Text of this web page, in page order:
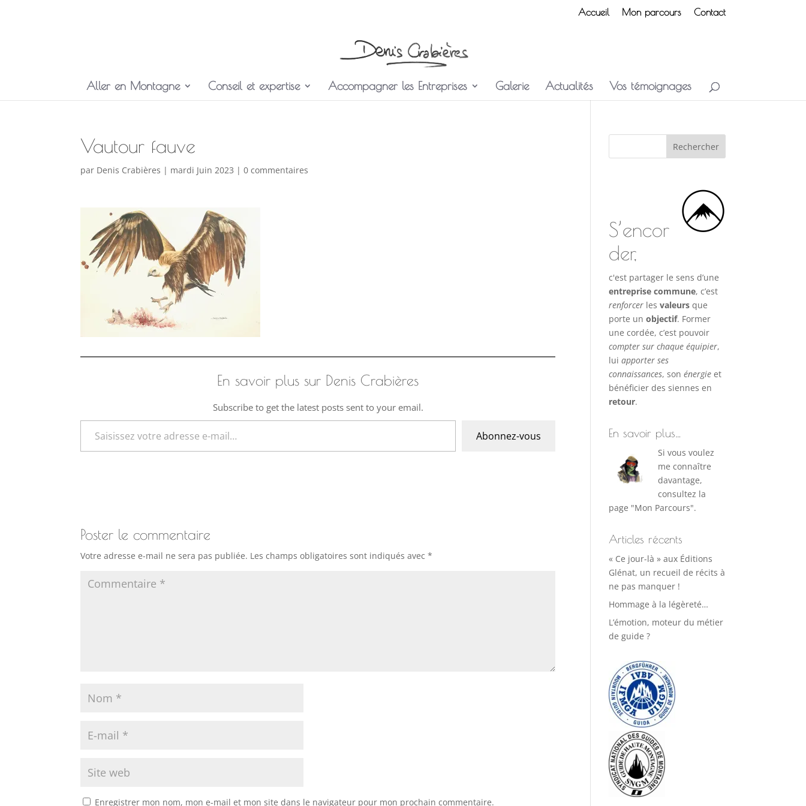
Accueil Mon parcours Contact
Aller en Montagne Conseil et expertise Accompagner les Entreprises Galerie Actualités Vos témoignages
Vautour fauve
par Denis Crabières | mardi Juin 2023 |0 commentaires
En savoir plus sur Denis Crabières
Subscribe to get the latest posts sent to your email.
Saisissez votre adresse e-mail…
Abonnez-vous
Poster le commentaire
Votre adresse e-mail ne sera pas publiée. Les champs obligatoires sont indiqués avec*
Enregistrer mon nom, mon e-mail et mon site dans le navigateur pour mon prochain commentaire.
S’encor
der,
c'est partager le sens d’une
entreprise commune, c’est
renforcer lesvaleurs que
porte unobjectif. Former
une cordée, c’est pouvoir
compter sur chaque équipier,
luiapporter ses
connaissances, sonénergie et
bénéficier des siennes en
retour.
En savoir plus…
Si vous voulez
me connaître
davantage,
consultez la
page "Mon Parcours".
Articles récents
« Ce jour-là » aux Éditions
Glénat, un recueil de récits à
ne pas manquer !
Hommage à la légèreté…
L’émotion, moteur du métier
de guide ?